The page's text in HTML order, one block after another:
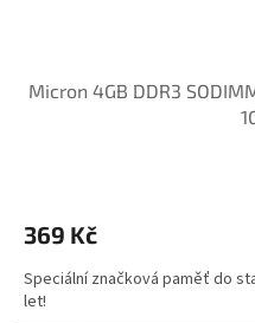
Micron 4GB DDR3
369 Kč
Speciální značková paměť do
let!